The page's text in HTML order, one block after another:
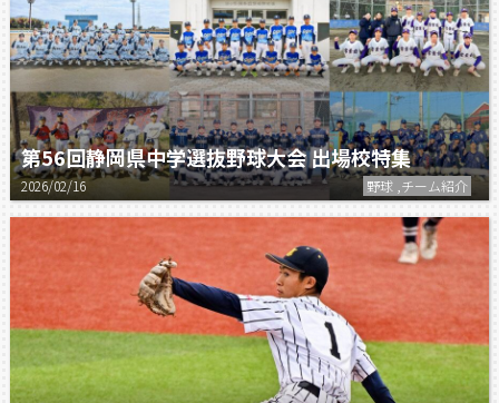
第56回静岡県中学選抜野球大会 出場校特集
2026/02/16 野球 ,チーム紹介